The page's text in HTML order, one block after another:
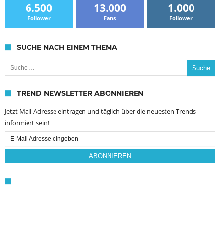
6.500
Follower
13.000
Fans
1.000
Follower
SUCHE NACH EINEM THEMA
Suche nach:
TREND NEWSLETTER ABONNIEREN
Jetzt Mail-Adresse eintragen und täglich über die neuesten Trends
informiert sein!
Email
Subscription
ABONNIEREN